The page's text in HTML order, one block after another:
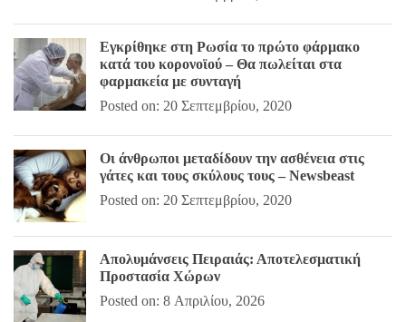
Εγκρίθηκε στη Ρωσία το πρώτο φάρμακο
κατά του κορονοϊού – Θα πωλείται στα
φαρμακεία με συνταγή
Posted on: 20 Σεπτεμβρίου, 2020
Οι άνθρωποι μεταδίδουν την ασθένεια στις
γάτες και τους σκύλους τους – Newsbeast
Posted on: 20 Σεπτεμβρίου, 2020
Απολυμάνσεις Πειραιάς: Αποτελεσματική
Προστασία Χώρων
Posted on: 8 Απριλίου, 2026